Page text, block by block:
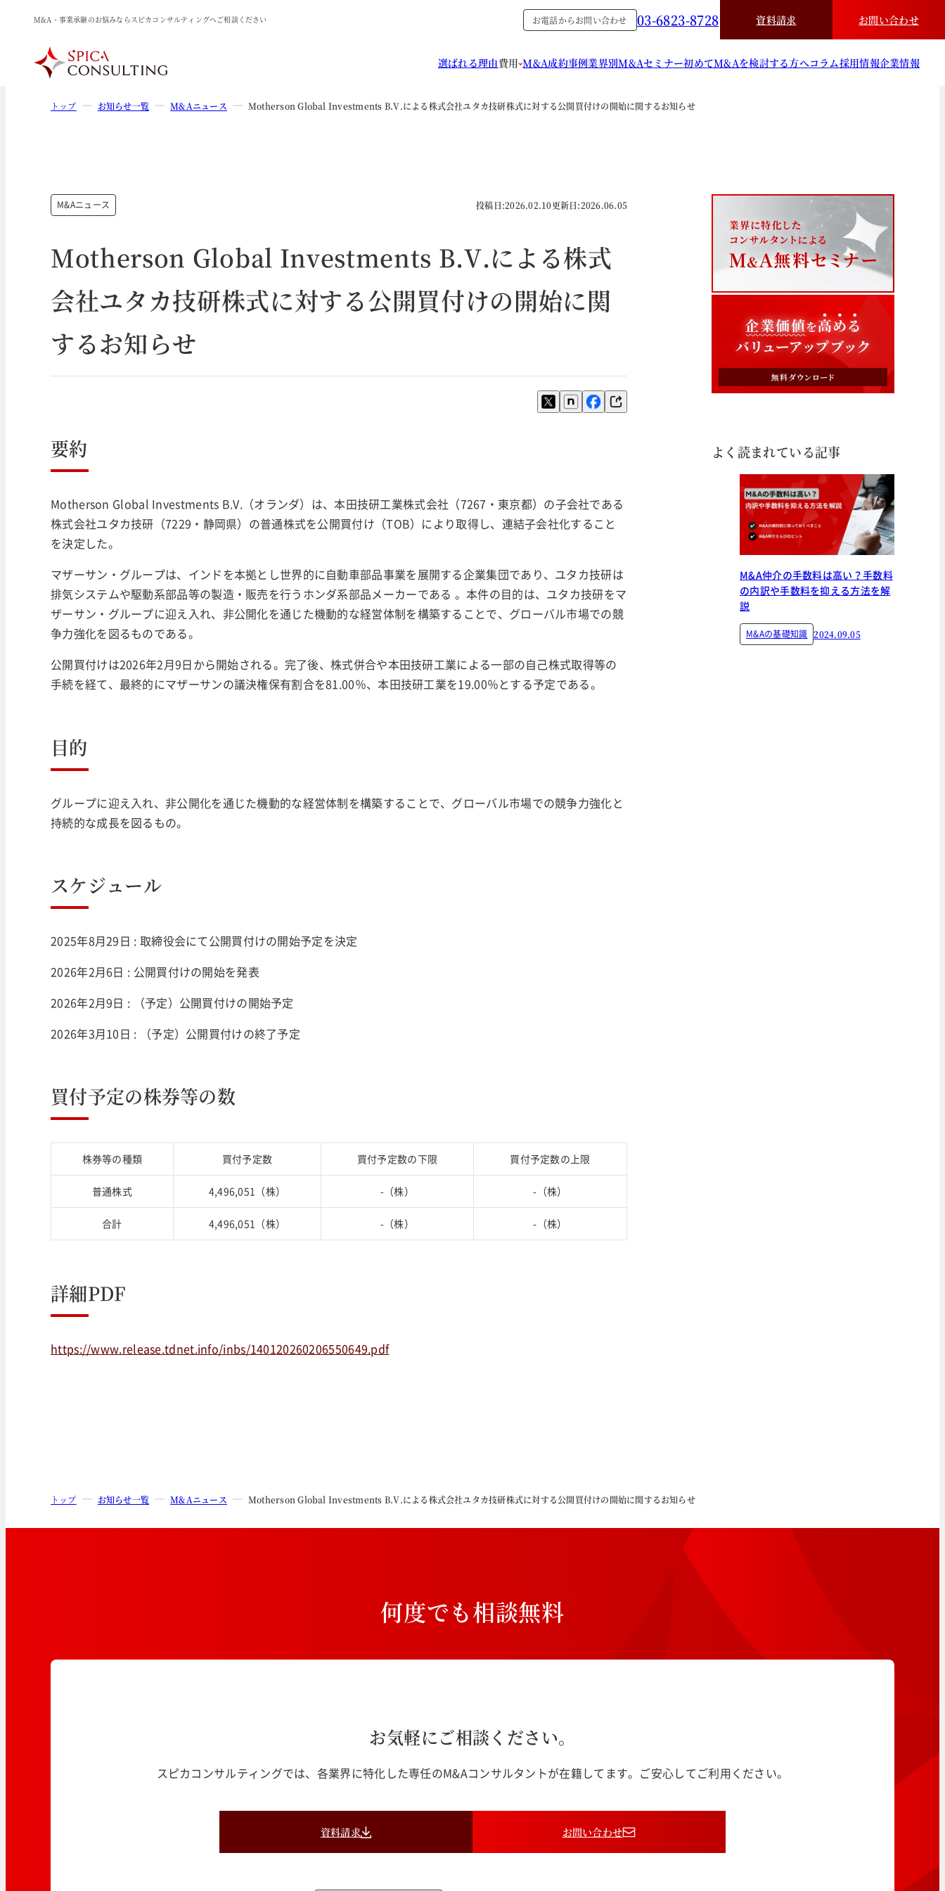
M&A・事業承継のお悩みならスピカコンサルティングへご相談ください お電話からお問い合わせ 03-6823-8728 資料請求 お問い合わせ
選ばれる理由費用 M&A成約事例業界別M&Aセミナー初めてM&Aを検討する方へコラム採用情報企業情報
トップ お知らせ一覧 M&Aニュース Motherson Global Investments B.V.による株式会社ユタカ技研株式に対する公開買付けの開始に関するお知らせ
M&Aニュース 投稿日:2026.02.10更新日:2026.06.05
Motherson Global Investments B.V.による株式
会社ユタカ技研株式に対する公開買付けの開始に関
するお知らせ
要約
Motherson Global Investments B.V.（オランダ）は、本田技研工業株式会社（7267・東京都）の子会社である
株式会社ユタカ技研（7229・静岡県）の普通株式を公開買付け（TOB）により取得し、連結子会社化すること
を決定した。
マザーサン・グループは、インドを本拠とし世界的に自動車部品事業を展開する企業集団であり、ユタカ技研は
排気システムや駆動系部品等の製造・販売を行うホンダ系部品メーカーである 。本件の目的は、ユタカ技研をマ
ザーサン・グループに迎え入れ、非公開化を通じた機動的な経営体制を構築することで、グローバル市場での競
争力強化を図るものである。
公開買付けは2026年2月9日から開始される。完了後、株式併合や本田技研工業による一部の自己株式取得等の
手続を経て、最終的にマザーサンの議決権保有割合を81.00％、本田技研工業を19.00％とする予定である。
目的
グループに迎え入れ、非公開化を通じた機動的な経営体制を構築することで、グローバル市場での競争力強化と
持続的な成長を図るもの。
スケジュール
2025年8月29日 : 取締役会にて公開買付けの開始予定を決定
2026年2月6日 : 公開買付けの開始を発表
2026年2月9日 : （予定）公開買付けの開始予定
2026年3月10日 : （予定）公開買付けの終了予定
買付予定の株券等の数
株券等の種類 買付予定数 買付予定数の下限 買付予定数の上限
普通株式 4,496,051（株） -（株） -（株）
合計 4,496,051（株） -（株） -（株）
詳細PDF
https://www.release.tdnet.info/inbs/140120260206550649.pdf
よく読まれている記事
M&A仲介の手数料は高い？手数料
の内訳や手数料を抑える方法を解
説
M&Aの基礎知識 2024.09.05
トップ お知らせ一覧 M&Aニュース Motherson Global Investments B.V.による株式会社ユタカ技研株式に対する公開買付けの開始に関するお知らせ
何度でも相談無料
お気軽にご相談ください。
スピカコンサルティングでは、各業界に特化した専任のM&Aコンサルタントが在籍してます。ご安心してご利用ください。
資料請求 お問い合わせ